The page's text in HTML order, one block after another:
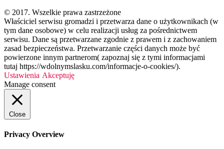
© 2017. Wszelkie prawa zastrzeżone
Właściciel serwisu gromadzi i przetwarza dane o użytkownikach (w
tym dane osobowe) w celu realizacji usług za pośrednictwem
serwisu. Dane są przetwarzane zgodnie z prawem i z zachowaniem
zasad bezpieczeństwa. Przetwarzanie części danych może być
powierzone innym partnerom( zapoznaj się z tymi informacjami
tutaj https://wdolnymslasku.com/informacje-o-cookies/).
Ustawienia Akceptuję
Manage consent
Close
Privacy Overview